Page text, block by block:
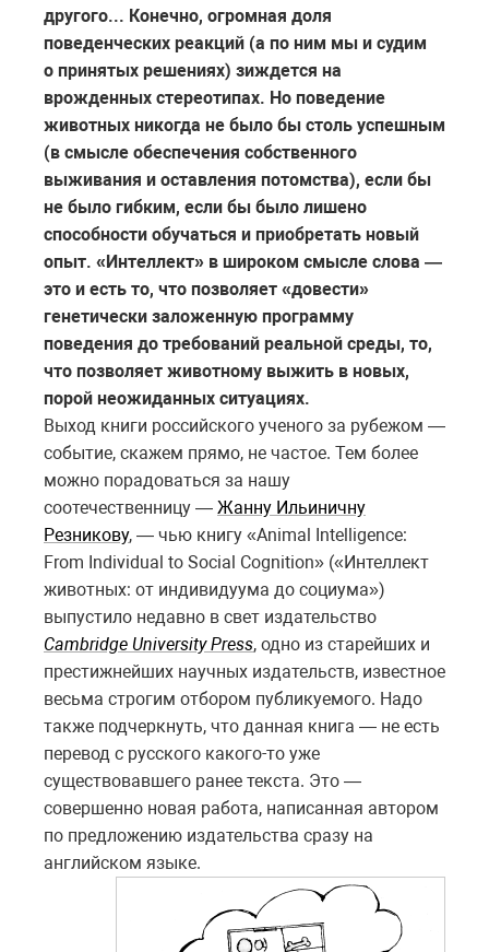
другого... Конечно, огромная доля
поведенческих реакций (а по ним мы и судим
о принятых решениях) зиждется на
врожденных стереотипах. Но поведение
животных никогда не было бы столь успешным
(в смысле обеспечения собственного
выживания и оставления потомства), если бы
не было гибким, если бы было лишено
способности обучаться и приобретать новый
опыт. «Интеллект» в широком смысле слова —
это и есть то, что позволяет «довести»
генетически заложенную программу
поведения до требований реальной среды, то,
что позволяет животному выжить в новых,
порой неожиданных ситуациях.
Выход книги российского ученого за рубежом —
событие, скажем прямо, не частое. Тем более
можно порадоваться за нашу
соотечественницу — Жанну Ильиничну
Резникову, — чью книгу «Animal Intelligence:
From Individual to Social Cognition» («Интеллект
животных: от индивидуума до социума»)
выпустило недавно в свет издательство
Cambridge University Press, одно из старейших и
престижнейших научных издательств, известное
весьма строгим отбором публикуемого. Надо
также подчеркнуть, что данная книга — не есть
перевод с русского какого-то уже
существовавшего ранее текста. Это —
совершенно новая работа, написанная автором
по предложению издательства сразу на
английском языке.